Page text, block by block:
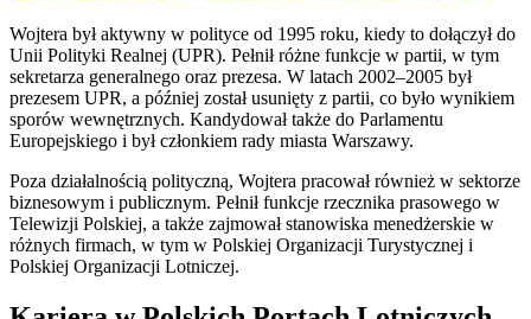
Wojtera był aktywny w polityce od 1995 roku, kiedy to dołączył do
Unii Polityki Realnej (UPR). Pełnił różne funkcje w partii, w tym
sekretarza generalnego oraz prezesa. W latach 2002–2005 był
prezesem UPR, a później został usunięty z partii, co było wynikiem
sporów wewnętrznych. Kandydował także do Parlamentu
Europejskiego i był członkiem rady miasta Warszawy.
Poza działalnością polityczną, Wojtera pracował również w sektorze
biznesowym i publicznym. Pełnił funkcje rzecznika prasowego w
Telewizji Polskiej, a także zajmował stanowiska menedżerskie w
różnych firmach, w tym w Polskiej Organizacji Turystycznej i
Polskiej Organizacji Lotniczej.